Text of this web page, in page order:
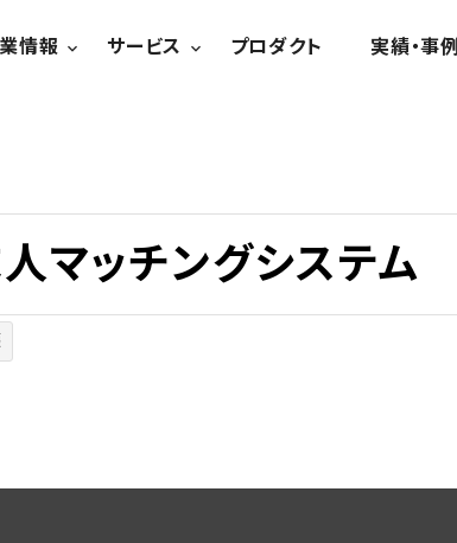
情報 サービス プロダクト 実績・事例
ッチングシステム